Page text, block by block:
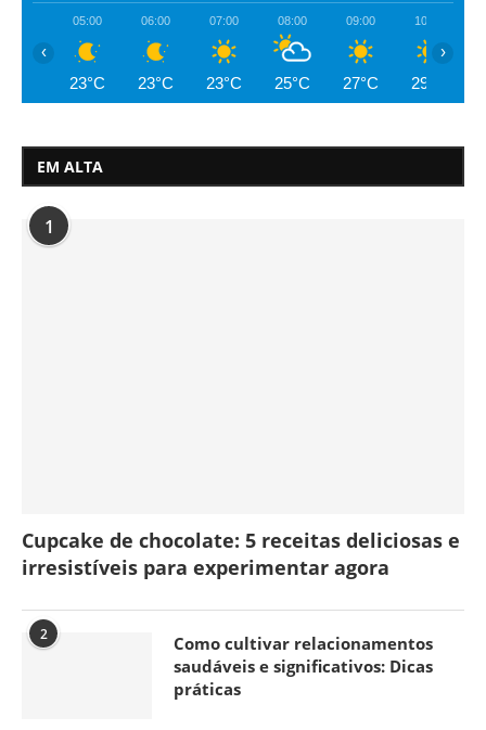
05:00
23°C
06:00
23°C
07:00
23°C
08:00
25°C
09:00
27°C
10:00
29°C
‹ ›
EM ALTA
1
Cupcake de chocolate: 5 receitas deliciosas e
irresistíveis para experimentar agora
2
Como cultivar relacionamentos
saudáveis e significativos: Dicas
práticas